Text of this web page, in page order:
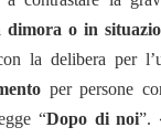
dimora o in
la delibera per
per persone
“Dopo di noi”.